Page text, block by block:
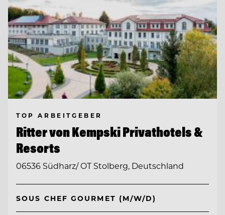
TOP ARBEITGEBER
Ritter von Kempski Privathotels &
Resorts
06536 Südharz/ OT Stolberg, Deutschland
SOUS CHEF GOURMET (M/W/D)